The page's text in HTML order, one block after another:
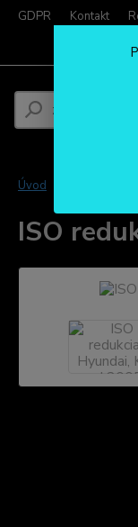
GDPR Kontakt
Úvod
ISO